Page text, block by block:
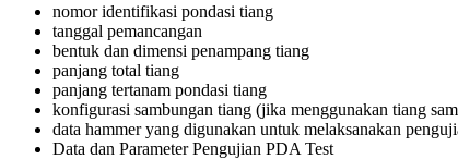
nomor identifikasi pondasi tiang
tanggal pemancangan
bentuk dan dimensi penampang tiang
panjang total tiang
panjang tertanam pondasi tiang
konfigurasi sambungan tiang (jika menggunakan tiang
data hammer yang digunakan untuk melaksanakan
Data dan Parameter Pengujian PDA Test